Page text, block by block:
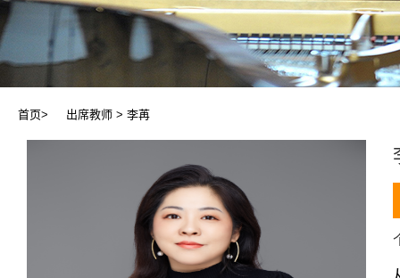
首页> 出席教师 > 李苒